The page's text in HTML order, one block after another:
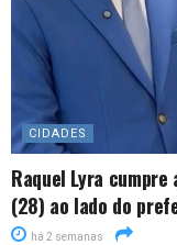
CIDADES
Raquel Lyra
(28) ao lado do
há 2 semanas